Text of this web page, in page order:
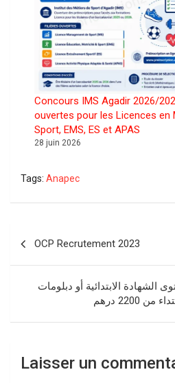
Concours IMS Agadir 2026/
ouvertes pour les Licences en
Sport, EMS, ES et APAS
28 juin 2026
Tags: Anapec
l’article
OCP Recrutement 2023
بمستوى الشهادة الابتدائية أو دبلومات
2200 درهم
Laisser un